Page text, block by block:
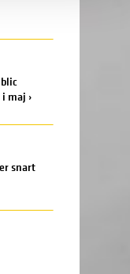
maj ›
snart